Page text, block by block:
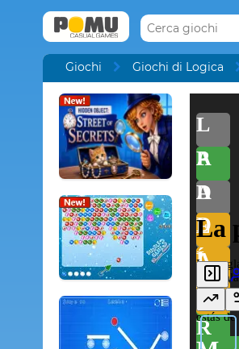
Giochi Giochi di Logica